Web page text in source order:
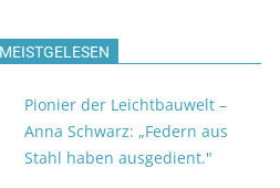
Pionier der Leichtbauwelt –
Anna Schwarz: „Federn aus
Stahl haben ausgedient."